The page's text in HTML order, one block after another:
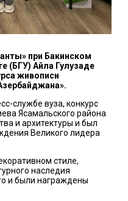
при Бакинском
(БГУ) Айла Гулузаде
живописи
службе вуза, конкурс
Ясамальского района
и архитектуры и был
Великого лидера
стиле,
наследия
и были награждены